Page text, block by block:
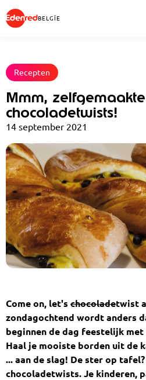
BELGÏE
Recepten
Mmm, zelfgemaakte
chocoladetwists!
14 september 2021
Come on, let's chocoladetwist
zondagochtend wordt anders
beginnen de dag feestelijk
Haal je mooiste borden uit de
... aan de slag! De ster op
chocoladetwists. Je kinderen,